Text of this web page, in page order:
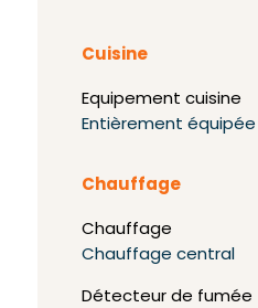
Cuisine
Equipement cuisine
Entièrement équipée
Chauffage
Chauffage
Chauffage central
Détecteur de fumée